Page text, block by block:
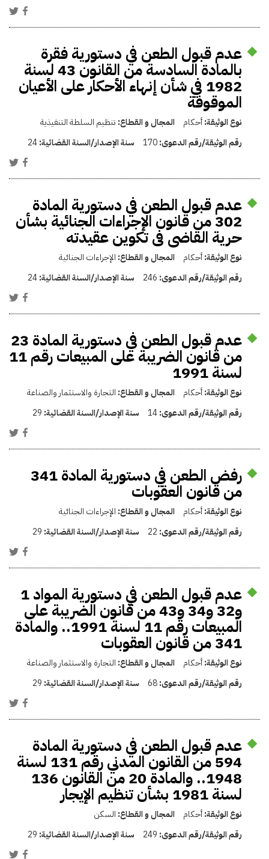
عدم قبول الطعن في دستورية فقرة
بالمادة السادسة من القانون 43 لسنة
1982 في شأن إنهاء الأحكار على الأعيان
الموقوفة
نوع الوثيقة:أحكام المجال و القطاع: تنظيم السلطة التنفيذية
رقم الوثيقة/رقم الدعوى:170 سنة الإصدار/السنة القضائية:24
عدم قبول الطعن في دستورية المادة
302 من قانون الإجراءات الجنائية بشأن
حرية القاضى فى تكوين عقيدته
نوع الوثيقة:أحكام المجال و القطاع: الإجراءات الجنائية
رقم الوثيقة/رقم الدعوى: 246 سنة الإصدار/السنة القضائية:24
عدم قبول الطعن في دستورية المادة 23
من قانون الضريبة على المبيعات رقم 11
لسنة 1991
نوع الوثيقة:أحكام المجال و القطاع: التجارة والاستثمار والصناعة
رقم الوثيقة/رقم الدعوى:14 سنة الإصدار/السنة القضائية: 29
رفض الطعن في دستورية المادة 341
من قانون العقوبات
نوع الوثيقة:أحكام المجال و القطاع: الإجراءات الجنائية
رقم الوثيقة/رقم الدعوى: 22 سنة الإصدار/السنة القضائية: 29
عدم قبول الطعن في دستورية المواد 1
و32 و34 و43 من قانون الضريبة على
المبيعات رقم 11 لسنة 1991.. والمادة
341 من قانون العقوبات
نوع الوثيقة:أحكام المجال و القطاع: التجارة والاستثمار والصناعة
رقم الوثيقة/رقم الدعوى:68 سنة الإصدار/السنة القضائية: 29
عدم قبول الطعن في دستورية المادة
594 من القانون المدني رقم 131 لسنة
1948.. والمادة 20 من القانون 136
لسنة 1981 بشأن تنظيم الإيجار
نوع الوثيقة:أحكام المجال و القطاع: السكن
رقم الوثيقة/رقم الدعوى: 249 سنة الإصدار/السنة القضائية: 29